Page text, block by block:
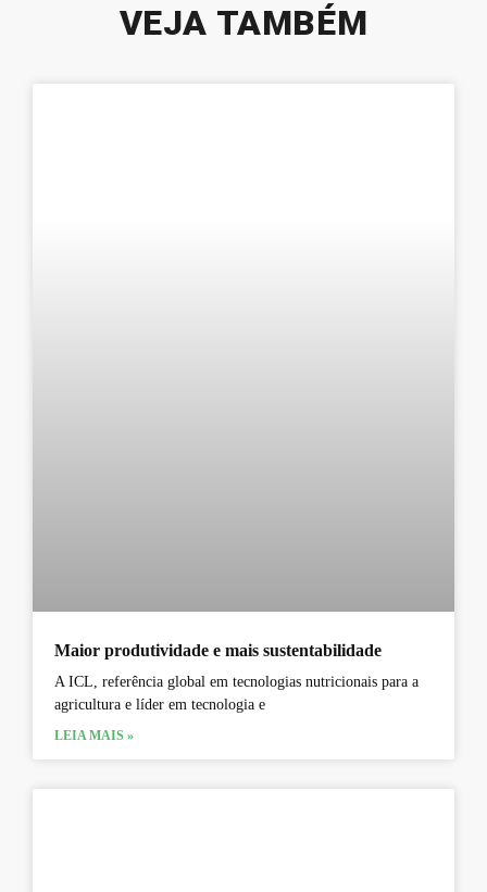
VEJA TAMBÉM
Maior produtividade e mais sustentabilidade
A ICL, referência global em tecnologias nutricionais para a
agricultura e líder em tecnologia e
LEIA MAIS »